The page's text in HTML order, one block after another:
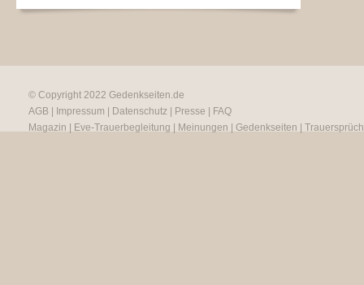
© Copyright 2022 Gedenkseiten.de
AGB
Impressum Datenschutz Presse
FAQ
Magazin
Eve-Trauerbegleitung Meinungen Gedenkseiten